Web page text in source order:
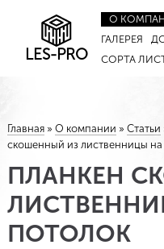
LES-PRO
О
ГАЛЕРЕЯ
СОРТА
Главная» О компании » Статьи
скошенный из лиственницы на
ПЛАНКЕН
ПОТОЛОК